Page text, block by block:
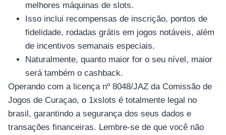
melhores máquinas de slots.
Isso inclui recompensas de inscrição, pontos de
fidelidade, rodadas grátis em jogos notáveis, além
de incentivos semanais especiais.
Naturalmente, quanto maior for o seu nível, maior
será também o cashback.
Operando com a licença nº 8048/JAZ da Comissão de
Jogos de Curaçao, o 1xslots é totalmente legal no
brasil, garantindo a segurança dos seus dados e
transações financeiras. Lembre-se de que você não